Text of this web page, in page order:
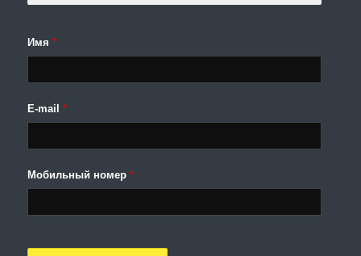
Имя *
E-mail *
Мобильный номер *